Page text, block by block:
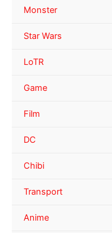
Monster
Star Wars
LoTR
Game
Film
DC
Chibi
Transport
Anime